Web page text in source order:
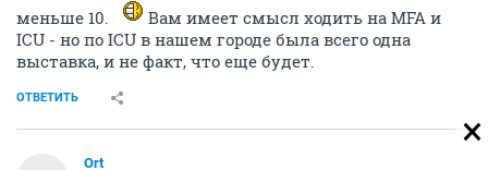
меньше 10.
Вам имеет смысл ходить на MFA и
ICU - но по ICU в нашем городе была всего одна
выставка, и не факт, что еще будет.
ОТВЕТИТЬ
Ort